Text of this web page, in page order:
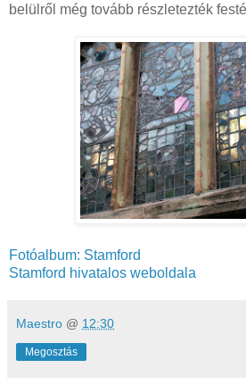
belülről még tovább részletezték
Fotóalbum: Stamford
Stamford hivatalos weboldala
Maestro @ 12:30
Megosztás